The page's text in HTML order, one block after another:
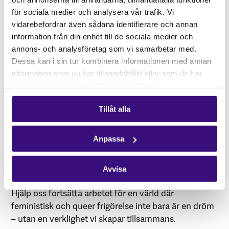
för sociala medier och analysera vår trafik. Vi
vidarebefordrar även sådana identifierare och annan
information från din enhet till de sociala medier och
annons- och analysföretag som vi samarbetar med.
Dessa kan i sin tur kombinera informationen med annan
information som du har tillhandahållit eller som de har
Tillåt alla
Anpassa
Avvisa
Demonstration i samband med träffen. Foto: ILRIG
Ditt bidrag gör skillnad.
rum där kvinnor och queera personer kan lära, växa
och bygga kraft tillsammans. Du stärker
gräsrotsrörelser som står emot hat och ojämlikhet,
och du investerar i en framtid där alla människor,
oavsett genus eller andra identiteter får blomstra –
fritt och jämlikt.
Ge en gåva idag.
Hjälp oss fortsätta arbetet för en värld där
feministisk och queer frigörelse inte bara är en dröm
– utan en verklighet vi skapar tillsammans.